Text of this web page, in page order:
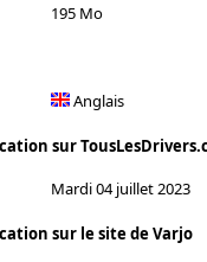
195 Mo
Anglais
sur
Mardi 04 juillet 2023
sur le site de Varjo